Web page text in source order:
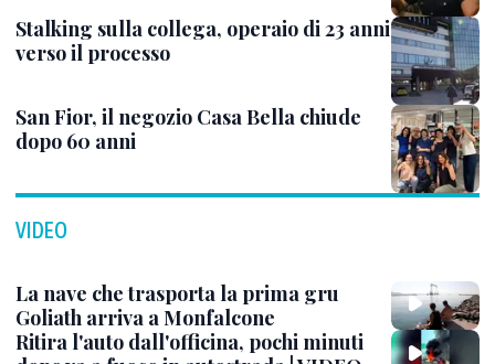
Stalking sulla collega, operaio di 23 anni
verso il processo
San Fior, il negozio Casa Bella chiude
dopo 60 anni
VIDEO
La nave che trasporta la prima gru
Goliath arriva a Monfalcone
Ritira l'auto dall'officina, pochi minuti